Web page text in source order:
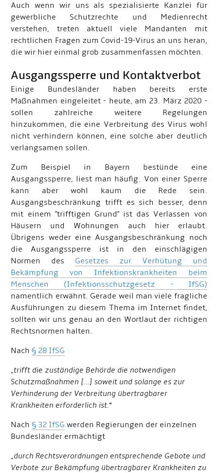
Auch wenn wir uns als spezialisierte Kanzlei für
gewerbliche Schutzrechte und Medienrecht
verstehen, treten aktuell viele Mandanten mit
rechtlichen Fragen zum Covid-19-Virus an uns heran,
die wir hier einmal grob zusammenfassen möchten.
Ausgangssperre und Kontaktverbot
Einige Bundesländer haben bereits erste
Maßnahmen eingeleitet - heute, am 23. März 2020 -
sollen zahlreiche weitere Regelungen
hinzukommen, die eine Verbreitung des Virus wohl
nicht verhindern können, eine solche aber deutlich
verlangsamen sollen.
Zum Beispiel in Bayern bestünde eine
Ausgangssperre, liest man häufig. Von einer Sperre
kann aber wohl kaum die Rede sein.
Ausgangsbeschränkung trifft es sich besser, denn
mit einem "trifftigen Grund" ist das Verlassen von
Häusern und Wohnungen auch hier erlaubt.
Übrigens weder eine Ausgangsbeschränkung noch
die Ausgangssperre ist in den einschlägigen
Normen des Gesetzes zur Verhütung und
Bekämpfung von Infektionskrankheiten beim
Menschen (Infektionsschutzgesetz - IfSG)
namentlich erwähnt. Gerade weil man viele fragliche
Ausführungen zu diesem Thema im Internet findet,
sollten wir uns genau an den Wortlaut der richtigen
Rechtsnormen halten.
Nach§ 28 IfSG
„trifft die zuständige Behörde die notwendigen
Schutzmaßnahmen […] soweit und solange es zur
Verhinderung der Verbreitung übertragbarer
Krankheiten erforderlich ist.“
Nach§ 32 IfSG werden Regierungen der einzelnen
Bundesländer ermächtigt
„durch Rechtsverordnungen entsprechende Gebote und
Verbote zur Bekämpfung übertragbarer Krankheiten zu